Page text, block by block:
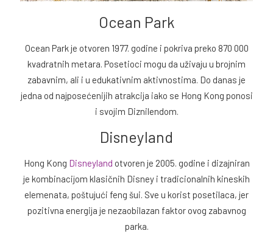
Ocean Park
Ocean Park je otvoren 1977. godine i pokriva preko 870 000
kvadratnih metara. Posetioci mogu da uživaju u brojnim
zabavnim, ali i u edukativnim aktivnostima. Do danas je
jedna od najposećenijih atrakcija iako se Hong Kong ponosi
i svojim Diznilendom.
Disneyland
Hong Kong Disneyland otvoren je 2005. godine i dizajniran
je kombinacijom klasičnih Disney i tradicionalnih kineskih
elemenata, poštujući feng šui. Sve u korist posetilaca, jer
pozitivna energija je nezaobilazan faktor ovog zabavnog
parka.